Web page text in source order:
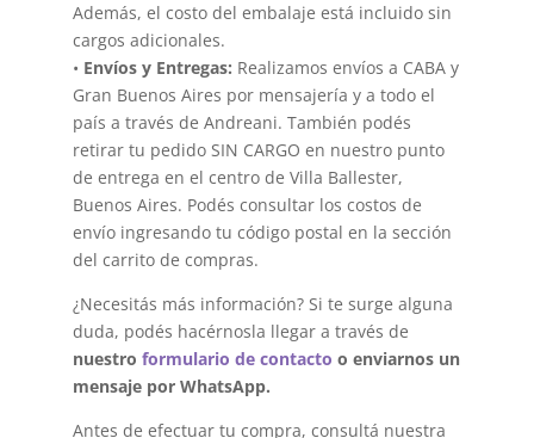
Además, el costo del embalaje está incluido sin
cargos adicionales.
• Envíos y Entregas: Realizamos envíos a CABA y
Gran Buenos Aires por mensajería y a todo el
país a través de Andreani. También podés
retirar tu pedido SIN CARGO en nuestro punto
de entrega en el centro de Villa Ballester,
Buenos Aires. Podés consultar los costos de
envío ingresando tu código postal en la sección
del carrito de compras.
¿Necesitás más información? Si te surge alguna
duda, podés hacérnosla llegar a través de
nuestro formulario de contacto o enviarnos un
mensaje por WhatsApp.
Antes de efectuar tu compra, consultá nuestra